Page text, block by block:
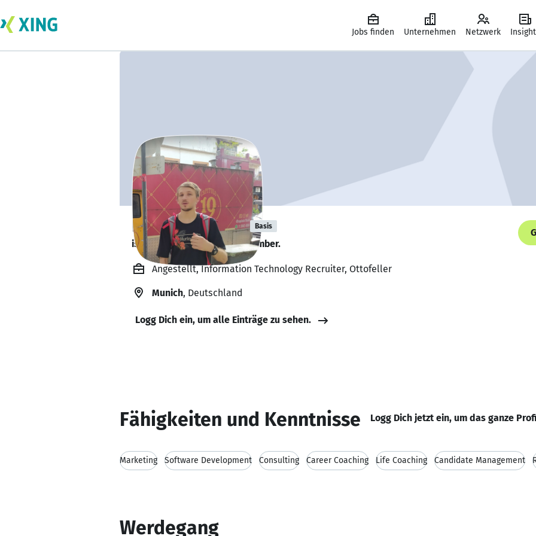
Jobs finden Unternehmen Netzwerk
Roman Chirskii Basis
is looking for a new team member.
Angestellt, Information Technology Recruiter, Ottofeller
Munich, Deutschland
Logg Dich ein, um alle Einträge zu sehen.
Fähigkeiten und Kenntnisse Logg Dich jetzt ein, um das ganze
Marketing Software Development Consulting Career Coaching Life Coaching Candidate Management
Werdegang